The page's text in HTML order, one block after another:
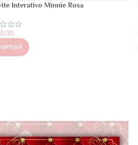
Interativo Minnie Rosa